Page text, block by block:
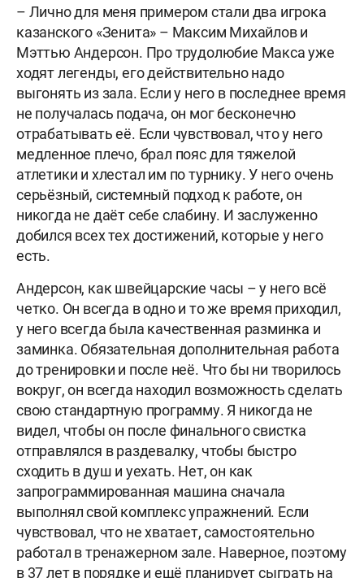
– Лично для меня примером стали два игрока
казанского «Зенита» – Максим Михайлов и
Мэттью Андерсон. Про трудолюбие Макса уже
ходят легенды, его действительно надо
выгонять из зала. Если у него в последнее время
не получалась подача, он мог бесконечно
отрабатывать её. Если чувствовал, что у него
медленное плечо, брал пояс для тяжелой
атлетики и хлестал им по турнику. У него очень
серьёзный, системный подход к работе, он
никогда не даёт себе слабину. И заслуженно
добился всех тех достижений, которые у него
есть.
Андерсон, как швейцарские часы – у него всё
четко. Он всегда в одно и то же время приходил,
у него всегда была качественная разминка и
заминка. Обязательная дополнительная работа
до тренировки и после неё. Что бы ни творилось
вокруг, он всегда находил возможность сделать
свою стандартную программу. Я никогда не
видел, чтобы он после финального свистка
отправлялся в раздевалку, чтобы быстро
сходить в душ и уехать. Нет, он как
запрограммированная машина сначала
выполнял свой комплекс упражнений. Если
чувствовал, что не хватает, самостоятельно
работал в тренажерном зале. Наверное, поэтому
в 37 лет в порядке и ещё планирует сыграть на